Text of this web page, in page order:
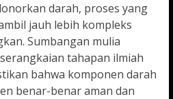
darah, proses yang
jauh lebih kompleks
Sumbangan mulia
tahapan ilmiah
bahwa komponen darah
benar-benar aman dan